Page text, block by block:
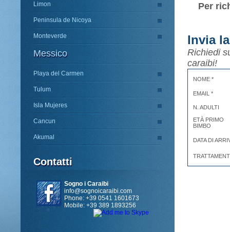
Limon
Peninsula de Nicoya
Monteverde
Messico
Playa del Carmen
Tulum
Isla Mujeres
Cancun
Akumal
Contatti
Sogno i Caraibi
info@sognoicaraibi.com
Phone: +39 0541 1601673
Mobile: +39 389 1893256
Per
Invia
Richiedi
caraibi!
NOME *
EMAIL *
N. ADULTI
ETÀ PRIMO
BIMBO
DATA DI